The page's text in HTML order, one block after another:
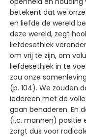
betekent dat we
en liefde de wereld
deze wereld, zegt
liefdesethiek
om vrij te zijn, om
liefdesethiek in te
zou onze
(p. 104). We zouden
iedereen met de
gaan benaderen. En
(i.c. mannen) positie
zorgt dus voor